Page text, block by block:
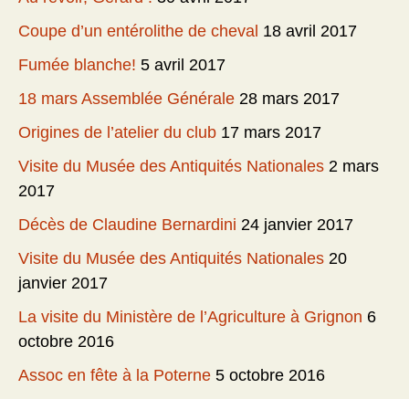
Coupe d’un entérolithe de cheval 18 avril 2017
Fumée blanche! 5 avril 2017
18 mars Assemblée Générale 28 mars 2017
Origines de l’atelier du club 17 mars 2017
Visite du Musée des Antiquités Nationales 2 mars
2017
Décès de Claudine Bernardini 24 janvier 2017
Visite du Musée des Antiquités Nationales 20
janvier 2017
La visite du Ministère de l’Agriculture à Grignon 6
octobre 2016
Assoc en fête à la Poterne 5 octobre 2016